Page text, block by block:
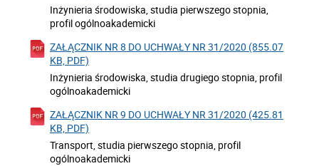
Inżynieria środowiska, studia pierwszego stopnia,
profil ogólnoakademicki
ZAŁĄCZNIK NR 8 DO UCHWAŁY NR 31/2020 (855.07
KB, PDF)
Inżynieria środowiska, studia drugiego stopnia, profil
ogólnoakademicki
ZAŁĄCZNIK NR 9 DO UCHWAŁY NR 31/2020 (425.81
KB, PDF)
Transport, studia pierwszego stopnia, profil
ogólnoakademicki